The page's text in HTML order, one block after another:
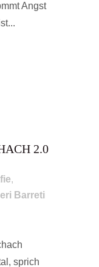
Angst
2.0
,
Barreti
sprich